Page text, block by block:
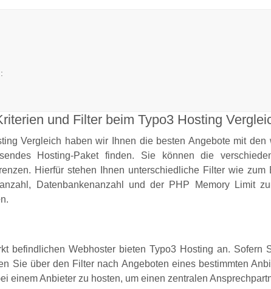
und Filter beim Typo3 Hosting
Vergleich haben wir Ihnen die besten Angebote mit
Hosting-Paket finden. Sie können die
Hierfür stehen Ihnen unterschiedliche Filter wie
Datenbankenanzahl und der PHP Memory Limit
befindlichen Webhoster bieten Typo3 Hosting an.
Sie über den Filter nach Angeboten eines bestimmten
einem Anbieter zu hosten, um einen zentralen